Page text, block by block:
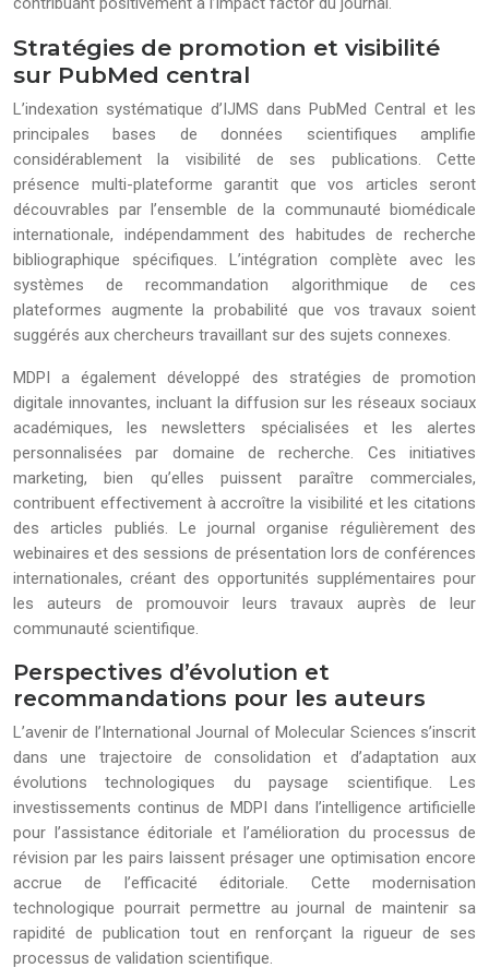
Stratégies de promotion et visibilité
sur PubMed central
L’indexation systématique d’IJMS dans PubMed Central et les
principales bases de données scientifiques amplifie
considérablement la visibilité de ses publications. Cette
présence multi-plateforme garantit que vos articles seront
découvrables par l’ensemble de la communauté biomédicale
internationale, indépendamment des habitudes de recherche
bibliographique spécifiques. L’intégration complète avec les
systèmes de recommandation algorithmique de ces
plateformes augmente la probabilité que vos travaux soient
suggérés aux chercheurs travaillant sur des sujets connexes.
MDPI a également développé des stratégies de promotion
digitale innovantes, incluant la diffusion sur les réseaux sociaux
académiques, les newsletters spécialisées et les alertes
personnalisées par domaine de recherche. Ces initiatives
marketing, bien qu’elles puissent paraître commerciales,
contribuent effectivement à accroître la visibilité et les citations
des articles publiés. Le journal organise régulièrement des
webinaires et des sessions de présentation lors de conférences
internationales, créant des opportunités supplémentaires pour
les auteurs de promouvoir leurs travaux auprès de leur
communauté scientifique.
Perspectives d’évolution et
recommandations pour les auteurs
L’avenir de l’International Journal of Molecular Sciences s’inscrit
dans une trajectoire de consolidation et d’adaptation aux
évolutions technologiques du paysage scientifique. Les
investissements continus de MDPI dans l’intelligence artificielle
pour l’assistance éditoriale et l’amélioration du processus de
révision par les pairs laissent présager une optimisation encore
accrue de l’efficacité éditoriale. Cette modernisation
technologique pourrait permettre au journal de maintenir sa
rapidité de publication tout en renforçant la rigueur de ses
processus de validation scientifique.